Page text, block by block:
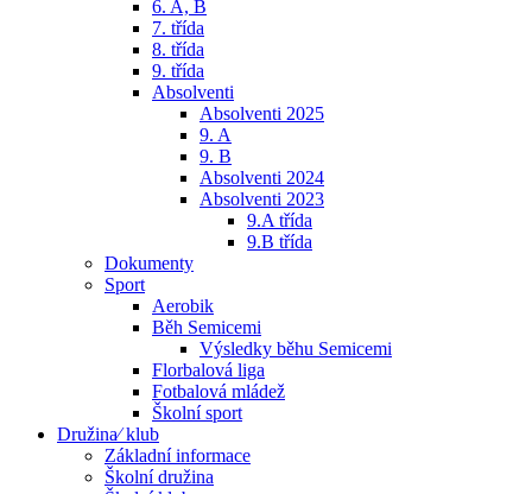
6. A, B
7. třída
8. třída
9. třída
Absolventi
Absolventi 2025
9. A
9. B
Absolventi 2024
Absolventi 2023
9.A třída
9.B třída
Dokumenty
Sport
Aerobik
Běh Semicemi
Výsledky běhu Semicemi
Florbalová liga
Fotbalová mládež
Školní sport
Družina⁄ klub
Základní informace
Školní družina